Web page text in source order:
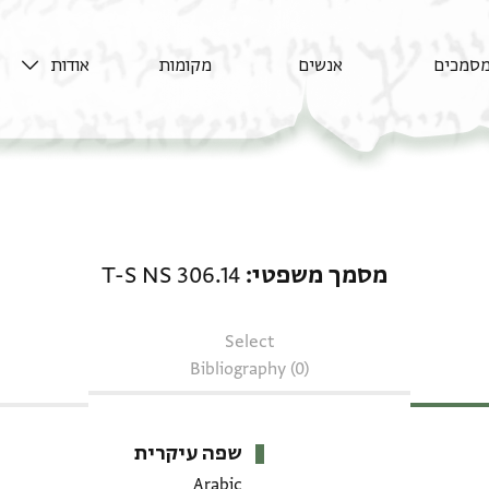
מסמכים אנשים מקומות אודות
מסמך משפטי T-S NS 306.14
Select
Bibliography (0)
שפה עיקרית